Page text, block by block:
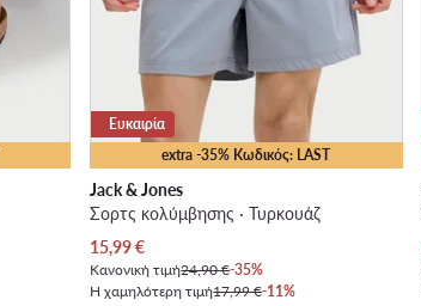
extra -35% Κωδικός: LAST
Ευκαιρία
Jack & Jones
Σορτς κολύμβησης · Τυρκουάζ
Τρέχουσα τιμή
15,99€
Κανονική τιμή24,90 €-35%
Η χαμηλότερη τιμή17,99 €-11%